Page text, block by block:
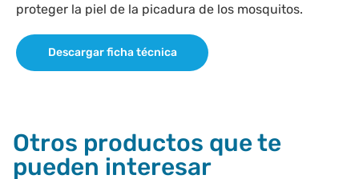
proteger la piel de la picadura de los mosquitos.
Descargar ficha técnica
Otros productos que te
pueden interesar